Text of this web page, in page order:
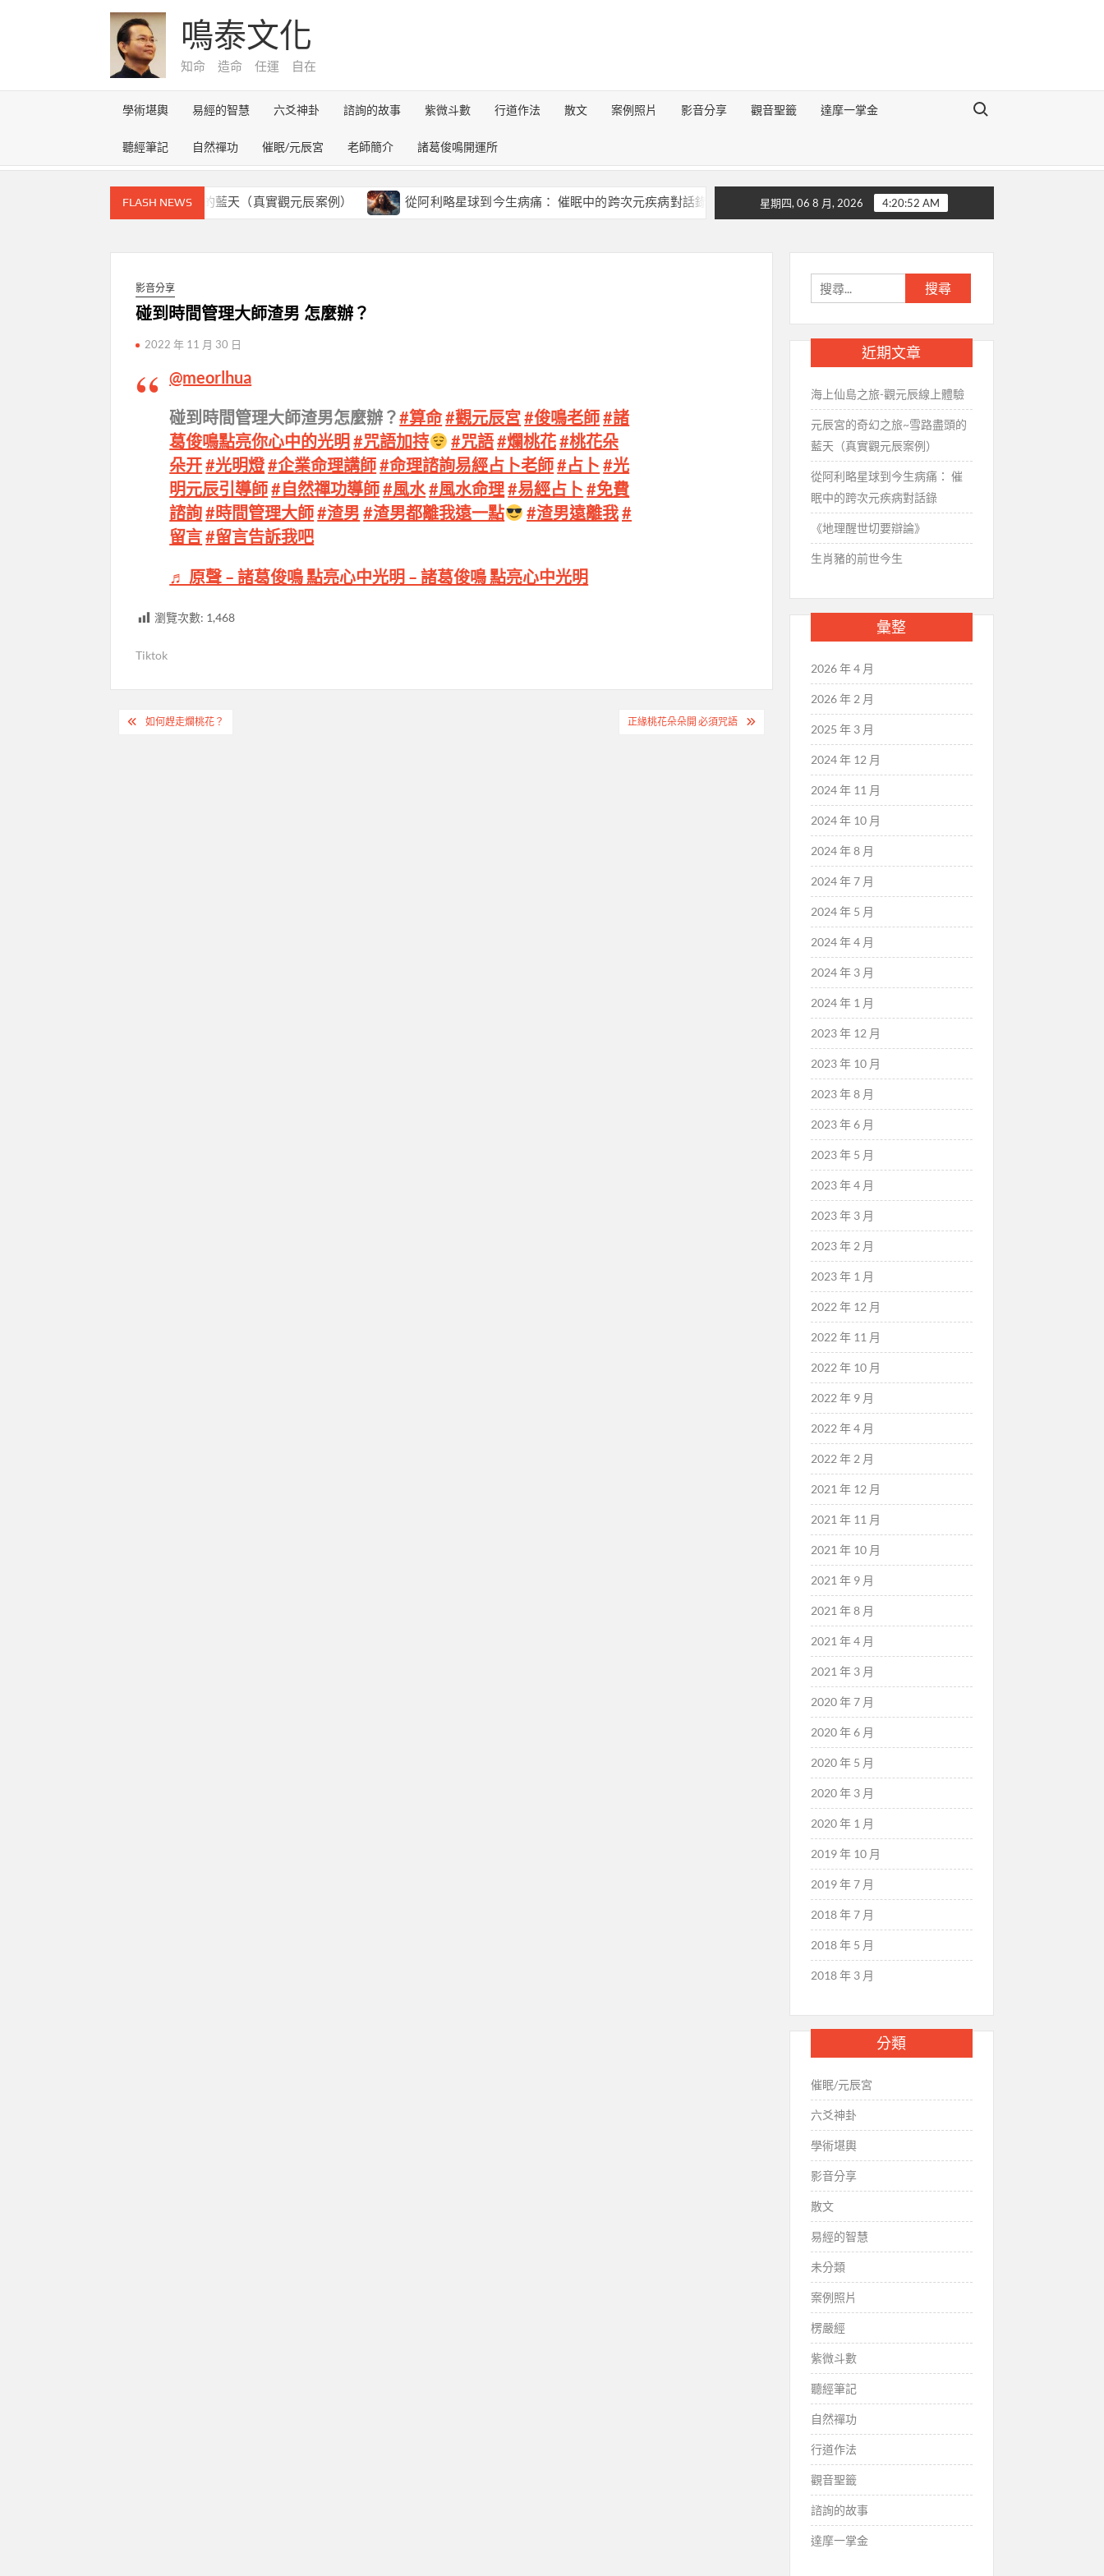
鳴泰文化
知命 造命 任運 自在
學術堪輿 易經的智慧 六爻神卦 諮詢的故事 紫微斗數 行道作法 散文 案例照片 影音分享 觀音聖籤 達摩一掌金
聽經筆記 自然禪功 催眠/元辰宮 老師簡介 諸葛俊鳴開運所
Search for:
FLASH NEWS
元辰宮的奇幻之旅~雪路盡頭的藍天（真實觀元辰案例） 從阿利略星球到今生病痛： 催眠中的跨次元疾病對話錄 《地理醒世切要辯論》 生肖豬的前世今生
星期四, 06 8 月, 2026 4:20:52 AM
影音分享
碰到時間管理大師渣男 怎麼辦？
2022 年 11 月 30 日
@meorlhua
碰到時間管理大師渣男怎麼辦？#算命#觀元辰宮#俊鳴老師#諸
葛俊鳴點亮你心中的光明 #咒語加持 #咒語#爛桃花#桃花朵
朵开#光明燈#企業命理講師#命理諮詢易經占卜老師#占卜 #光
明元辰引導師#自然禪功導師#風水#風水命理#易經占卜 #免費
諮詢#時間管理大師#渣男 #渣男都離我遠一點 #渣男遠離我#
留言#留言告訴我吧
♬ 原聲 – 諸葛俊鳴 點亮心中光明 – 諸葛俊鳴 點亮心中光明
瀏覽次數: 1,468
Tiktok
文
如何趕走爛桃花？ 正緣桃花朵朵開 必須咒語
尋
關
鍵
字:
近期文章
海上仙島之旅-觀元辰線上體驗
元辰宮的奇幻之旅~雪路盡頭的
藍天（真實觀元辰案例）
從阿利略星球到今生病痛： 催
眠中的跨次元疾病對話錄
《地理醒世切要辯論》
生肖豬的前世今生
彙整
2026 年 4 月
2026 年 2 月
2025 年 3 月
2024 年 12 月
2024 年 11 月
2024 年 10 月
2024 年 8 月
2024 年 7 月
2024 年 5 月
2024 年 4 月
2024 年 3 月
2024 年 1 月
2023 年 12 月
2023 年 10 月
2023 年 8 月
2023 年 6 月
2023 年 5 月
2023 年 4 月
2023 年 3 月
2023 年 2 月
2023 年 1 月
2022 年 12 月
2022 年 11 月
2022 年 10 月
2022 年 9 月
2022 年 4 月
2022 年 2 月
2021 年 12 月
2021 年 11 月
2021 年 10 月
2021 年 9 月
2021 年 8 月
2021 年 4 月
2021 年 3 月
2020 年 7 月
2020 年 6 月
2020 年 5 月
2020 年 3 月
2020 年 1 月
2019 年 10 月
2019 年 7 月
2018 年 7 月
2018 年 5 月
2018 年 3 月
分類
催眠/元辰宮
六爻神卦
學術堪輿
影音分享
散文
易經的智慧
未分類
案例照片
楞嚴經
紫微斗數
聽經筆記
自然禪功
行道作法
觀音聖籤
諮詢的故事
達摩一掌金